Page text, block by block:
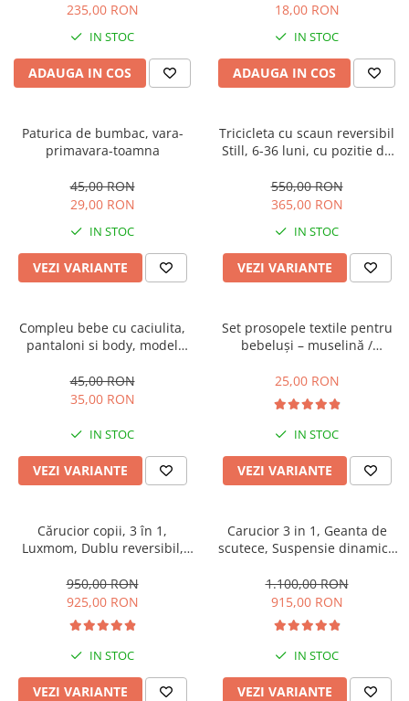
235,00 RON
IN STOC
ADAUGA IN COS
18,00 RON
IN STOC
ADAUGA IN COS
Paturica de bumbac, vara-
primavara-toamna
45,00 RON
29,00 RON
IN STOC
VEZI VARIANTE
Tricicleta cu scaun reversibil
Still, 6-36 luni, cu pozitie de
muzica, Jazz
550,00 RON
365,00 RON
IN STOC
VEZI VARIANTE
Compleu bebe cu caciulita,
pantaloni si body, model
45,00 RON
35,00 RON
IN STOC
VEZI VARIANTE
Set prosopele textile pentru
bebeluși – muselină /
25,00 RON
IN STOC
VEZI VARIANTE
Cărucior copii, 3 în 1,
Luxmom, Dublu reversibil,
Manusi de iarna, Roti
antieroziune off-road, Husa
de ploaie si insecte
950,00 RON
925,00 RON
IN STOC
VEZI VARIANTE
Carucior 3 in 1, Geanta de
scutece, Suspensie dinamica
aluminiu
1.100,00 RON
915,00 RON
IN STOC
VEZI VARIANTE